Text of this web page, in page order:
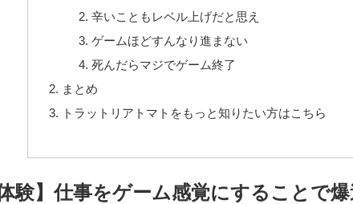
辛いこともレベル上げだと思え
ゲームほどすんなり進まない
死んだらマジでゲーム終了
まとめ
トラットリアトマトをもっと知りたい方はこちら
体験】仕事をゲーム感覚にすることで